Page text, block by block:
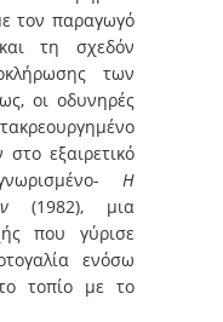
τον παραγωγό
τη σχεδόν
των
οι οδυνηρές
εξαιρετικό
Η
(1982), μια
που γύρισε
ενόσω
τοπίο με το